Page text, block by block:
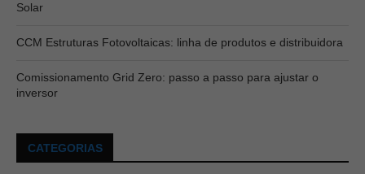
Solar
CCM Estruturas Fotovoltaicas: linha de produtos e distribuidora
Comissionamento Grid Zero: passo a passo para ajustar o
inversor
CATEGORIAS